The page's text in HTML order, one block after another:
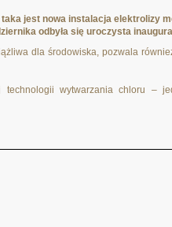
jest nowa instalacja elektrolizy
odbyła się uroczysta
dla środowiska, pozwala
wytwarzania chloru –